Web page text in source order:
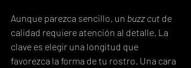
Aunque parezca sencillo, un buzz cut de
calidad requiere atención al detalle. La
clave es elegir una longitud que
favorezca la forma de tu rostro. Una cara